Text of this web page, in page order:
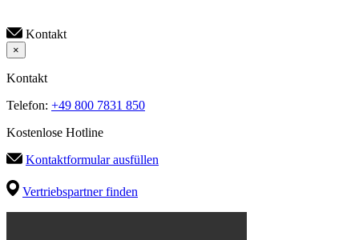
Kontakt
×
Kontakt
Telefon: +49 800 7831 850
Kostenlose Hotline
Kontaktformular ausfüllen
Vertriebspartner finden